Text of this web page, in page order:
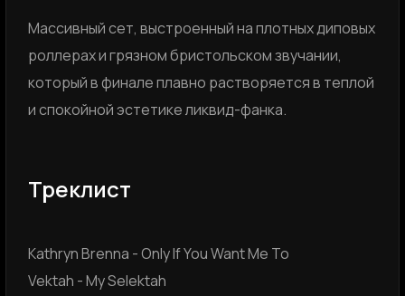
Массивный сет, выстроенный на плотных диповых
роллерах и грязном бристольском звучании,
который в финале плавно растворяется в теплой
и спокойной эстетике ликвид-фанка.
Треклист
Kathryn Brenna - Only If You Want Me To
Vektah - My Selektah